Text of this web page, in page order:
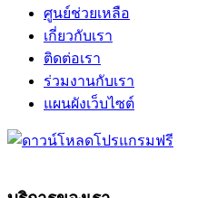
ศูนย์ช่วยเหลือ
เกี่ยวกับเรา
ติดต่อเรา
ร่วมงานกับเรา
แผนผังเว็บไซต์